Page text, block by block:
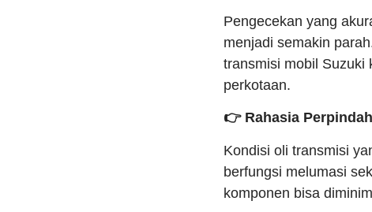
Pengecekan yang
menjadi semakin
transmisi mobil Suzuki
perkotaan.
👉 Rahasia
Kondisi oli transmisi
berfungsi melumasi
komponen bisa